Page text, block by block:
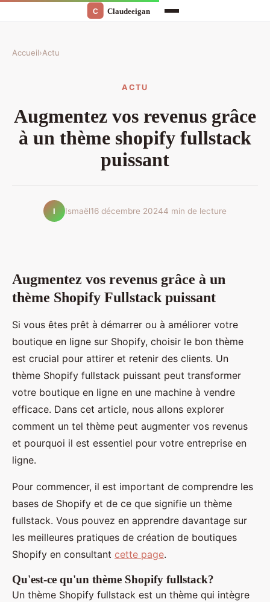
Accueil›Actu
ACTU
Augmentez vos revenus grâce
à un thème shopify fullstack
puissant
I Ismaël16 décembre 20244 min de lecture
Augmentez vos revenus grâce à un
thème Shopify Fullstack puissant
Si vous êtes prêt à démarrer ou à améliorer votre
boutique en ligne sur Shopify, choisir le bon thème
est crucial pour attirer et retenir des clients. Un
thème Shopify fullstack puissant peut transformer
votre boutique en ligne en une machine à vendre
efficace. Dans cet article, nous allons explorer
comment un tel thème peut augmenter vos revenus
et pourquoi il est essentiel pour votre entreprise en
ligne.
Pour commencer, il est important de comprendre les
bases de Shopify et de ce que signifie un thème
fullstack. Vous pouvez en apprendre davantage sur
les meilleures pratiques de création de boutiques
Shopify en consultant cette page.
Qu'est-ce qu'un thème Shopify fullstack?
Un thème Shopify fullstack est un thème qui intègre